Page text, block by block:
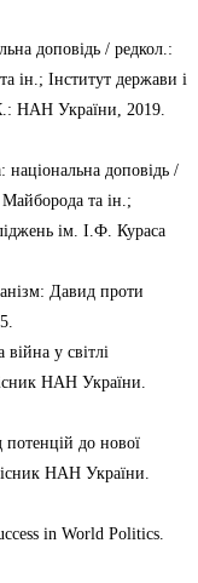
доповідь / редкол.:
ін.; Інститут держави і
НАН України, 2019.
національна доповідь /
та ін.;
ім. І.Ф. Кураса
Давид проти
у світлі
НАН України.
до нової
НАН України.
in World Politics.